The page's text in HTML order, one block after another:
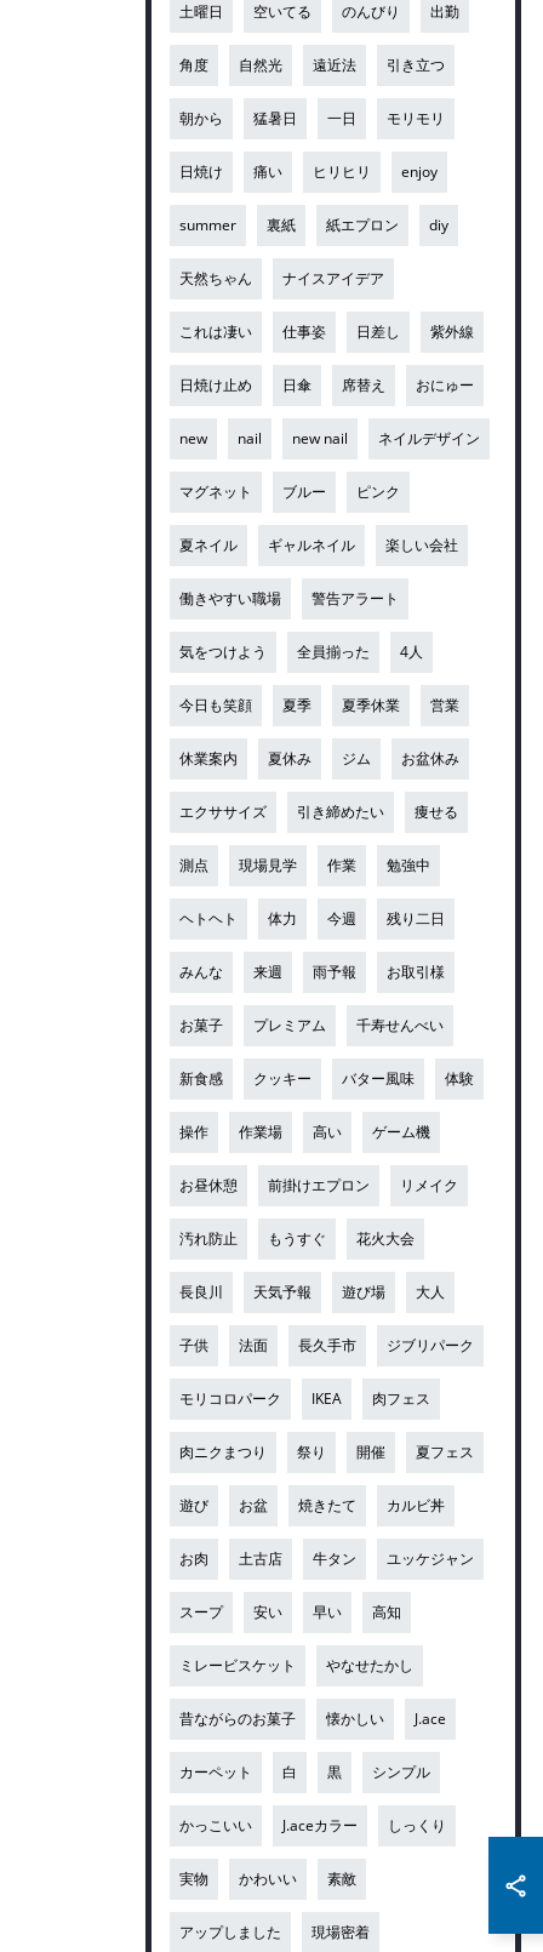
土曜日 空いてる のんびり 出勤
角度 自然光 遠近法 引き立つ
朝から 猛暑日 一日 モリモリ
日焼け 痛い ヒリヒリ enjoy
summer 裏紙 紙エプロン diy
天然ちゃん ナイスアイデア
これは凄い 仕事姿 日差し 紫外線
日焼け止め 日傘 席替え おにゅー
new nail new nail ネイルデザイン
マグネット ブルー ピンク
夏ネイル ギャルネイル 楽しい会社
働きやすい職場 警告アラート
気をつけよう 全員揃った 4人
今日も笑顔 夏季 夏季休業 営業
休業案内 夏休み ジム お盆休み
エクササイズ 引き締めたい 痩せる
測点 現場見学 作業 勉強中
ヘトヘト 体力 今週 残り二日
みんな 来週 雨予報 お取引様
お菓子 プレミアム 千寿せんべい
新食感 クッキー バター風味 体験
操作 作業場 高い ゲーム機
お昼休憩 前掛けエプロン リメイク
汚れ防止 もうすぐ 花火大会
長良川 天気予報 遊び場 大人
子供 法面 長久手市 ジブリパーク
モリコロパーク IKEA 肉フェス
肉ニクまつり 祭り 開催 夏フェス
遊び お盆 焼きたて カルビ丼
お肉 土古店 牛タン ユッケジャン
スープ 安い 早い 高知
ミレービスケット やなせたかし
昔ながらのお菓子 懐かしい J.ace
カーペット 白 黒 シンプル
かっこいい J.aceカラー しっくり
実物 かわいい 素敵
アップしました 現場密着